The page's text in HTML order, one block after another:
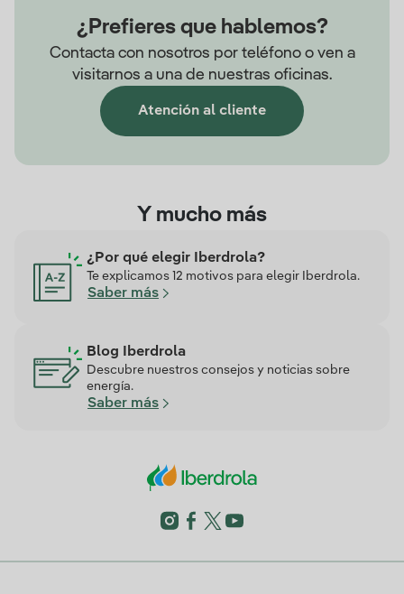
¿Prefieres que hablemos?
Contacta con nosotros por teléfono o ven a
visitarnos a una de nuestras oficinas.
Atención al cliente
Y mucho más
¿Por qué elegir Iberdrola?
Te explicamos 12 motivos para elegir Iberdrola.
Saber más
Blog Iberdrola
Descubre nuestros consejos y noticias sobre
energía.
Saber más